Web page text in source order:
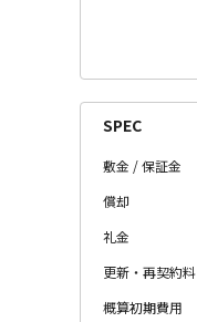
SPEC
敷金 / 保証金
償却
礼金
更新・再契約料
概算初期費用